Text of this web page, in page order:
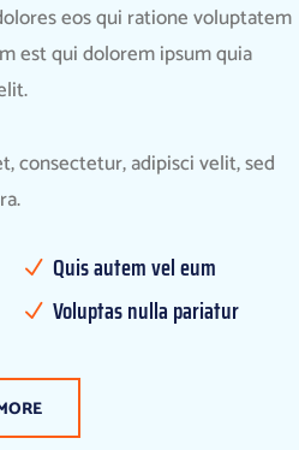
eos qui ratione voluptatem
est qui dolorem ipsum quia
consectetur, adipisci velit, sed
N Quis autem vel eum
N Voluptas nulla pariatur